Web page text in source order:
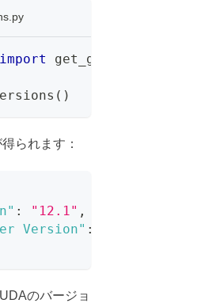
import
( )
られます：
: "12.1" ,
Version" :
のバージョ